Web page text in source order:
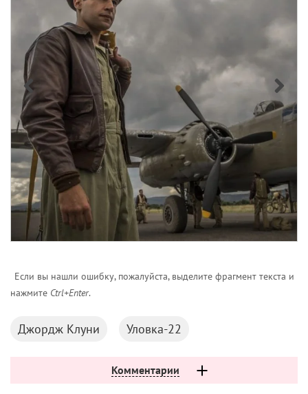
млн долларов), иллюзионист
Дэвид Копперфильд
(875 млн долларов, рэпер
долларов), гольфист Тайгер Вудс
Джеймс Паттерсон(по 800 млн долларов).
Ежегодный рейтинг состояния американских
знаменитостей учитывает доход их компаний,
стоимость недвижимости и предметов искусства.
Главное требование к кандидатам состоит в том,
что они должны заработать на своей славе,
а не стать известными, благодаря деньгам.
Если вы нашли ошибку, пожалуйста, выделите фрагмент текста и
Джордж Лукас
Опра Уинфри Стивен Спилберг
Комментарии